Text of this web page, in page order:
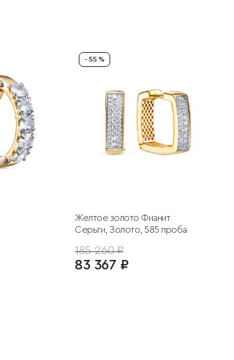
- 55 %
Желтое золото Фианит
Серьги, Золото, 585 проба
185 260 ₽
83 367 ₽